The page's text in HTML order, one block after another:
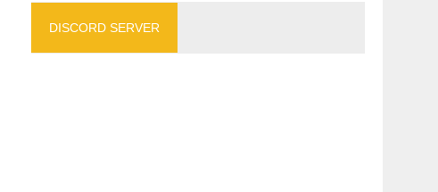
DISCORD SERVER